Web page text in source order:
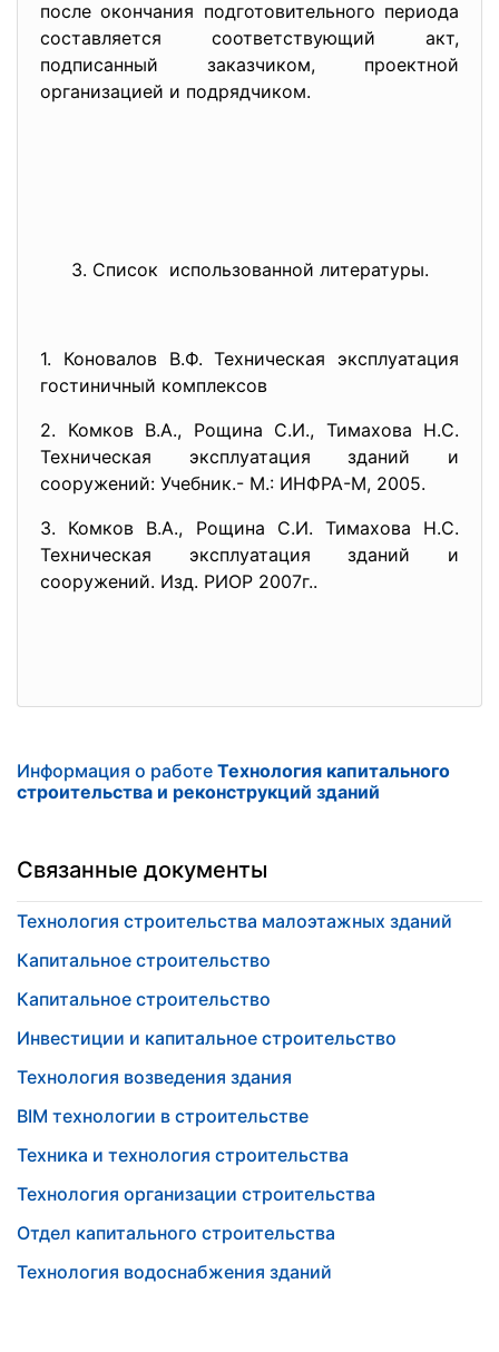
после окончания подготовительного периода
составляется соответствующий акт,
подписанный заказчиком, проектной
организацией и подрядчиком.
3. Список использованной литературы.
1. Коновалов В.Ф. Техническая эксплуатация
гостиничный комплексов
2. Комков В.А., Рощина С.И., Тимахова Н.С.
Техническая эксплуатация зданий и
сооружений: Учебник.- М.: ИНФРА-М, 2005.
3. Комков В.А., Рощина С.И. Тимахова Н.С.
Техническая эксплуатация зданий и
сооружений. Изд. РИОР 2007г..
Информация о работе Технология капитального
строительства и реконструкций зданий
Связанные документы
Технология строительства малоэтажных зданий
Капитальное строительство
Капитальное строительство
Инвестиции и капитальное строительство
Технология возведения здания
BIM технологии в строительстве
Техника и технология строительства
Технология организации строительства
Отдел капитального строительства
Технология водоснабжения зданий